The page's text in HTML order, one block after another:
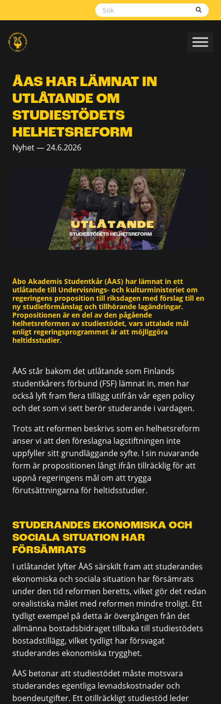
ÅAS HAR LÄMNAT IN
UTLÅTANDE OM
STUDIESTÖDETS
HELHETSREFORM
Nyhet — 24.6.2026
Åbo Akademis Studentkår (ÅAS) har lämnat in ett
utlåtande till Undervisnings- och kulturministeriet om
regeringens proposition till riksdagen med förslag till en
ny studieförmånslag och tillhörande lagändringar.
Propositionen är en del av den pågående
helhetsreformen av studiestödet, vars uttalade mål
enligt regeringsprogrammet är att möjliggöra
heltidsstudier.
ÅAS står bakom det utlåtande som Finlands
studentkårers förbund (FSF) lämnat in, men har
också lyft fram flera tillägg utifrån vår egen policy
och det som vi sett berör studerande i vardagen.
Trots att reformen beskrivs som en helhetsreform
anser vi att den föreslagna lagstiftningen inte
uppfyller sitt grundläggande syfte. I sin nuvarande
form är propositionen långt ifrån tillräcklig för att
uppnå regeringens mål om att trygga
förutsättningarna för heltidsstudier.
STUDERANDES EKONOMISKA OCH
SOCIALA SITUATION HAR
FÖRSÄMRATS
I utlåtandet lyfter ÅAS särskilt fram att studerandes
ekonomiska och sociala situation har försämrats
under den tid reformen beretts, vilket gör det redan
orealistiska målet med reformen mindre troligt. Ett
tydligt exempel på detta är övergången från det
allmänna bostadsbidraget tillbaka till studiestödets
bostadstillägg, vilket tydligt har försvagat
studerandes ekonomiska trygghet.
ÅAS betonar att studiestödet måste motsvara
studerandes egentliga levnadskostnader och
boendeutgifter. Ett otillräckligt studiestöd leder